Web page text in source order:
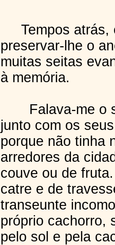
Tempos atrás,
preservar-lhe o
muitas seitas
à memória.
Falava-me o
junto com os
porque não tinha
arredores da
couve ou de
catre e de
transeunte
próprio cachorro,
pelo sol e pela